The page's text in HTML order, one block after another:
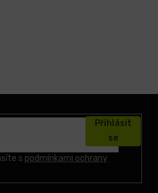
s podmínkami ochrany
Přihlásit
se